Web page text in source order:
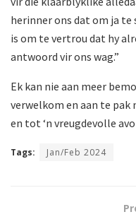
herinner ons dat om ja te
is om te vertrou dat hy
antwoord vir ons wag.”
Ek kan nie aan meer
verwelkom en aan te pak
en tot ‘n vreugdevolle
Tags: Jan/Feb 2024